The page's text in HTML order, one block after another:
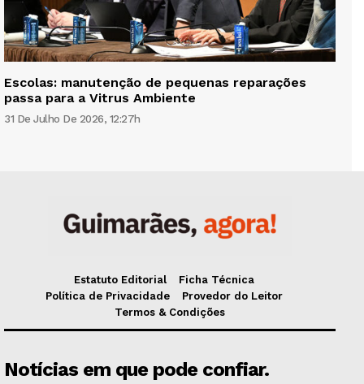
Escolas: manutenção de pequenas reparações
passa para a Vitrus Ambiente
31 De Julho De 2026, 12:27h
Estatuto Editorial
Ficha Técnica
Política de Privacidade
Provedor do Leitor
Termos & Condições
Notícias em que pode confiar.